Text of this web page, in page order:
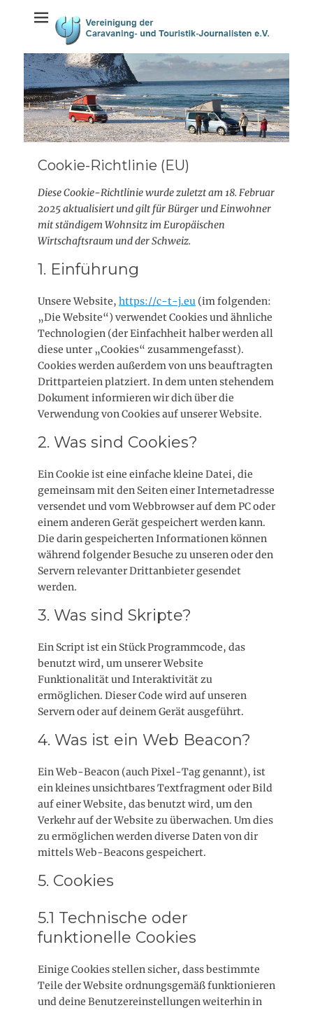
springen
Cookie-Richtlinie (EU)
Diese Cookie-Richtlinie wurde zuletzt am 18. Februar
2025 aktualisiert und gilt für Bürger und Einwohner
mit ständigem Wohnsitz im Europäischen
Wirtschaftsraum und der Schweiz.
1. Einführung
Unsere Website, https://c-t-j.eu (im folgenden:
„Die Website“) verwendet Cookies und ähnliche
Technologien (der Einfachheit halber werden all
diese unter „Cookies“ zusammengefasst).
Cookies werden außerdem von uns beauftragten
Drittparteien platziert. In dem unten stehendem
Dokument informieren wir dich über die
Verwendung von Cookies auf unserer Website.
2. Was sind Cookies?
Ein Cookie ist eine einfache kleine Datei, die
gemeinsam mit den Seiten einer Internetadresse
versendet und vom Webbrowser auf dem PC oder
einem anderen Gerät gespeichert werden kann.
Die darin gespeicherten Informationen können
während folgender Besuche zu unseren oder den
Servern relevanter Drittanbieter gesendet
werden.
3. Was sind Skripte?
Ein Script ist ein Stück Programmcode, das
benutzt wird, um unserer Website
Funktionalität und Interaktivität zu
ermöglichen. Dieser Code wird auf unseren
Servern oder auf deinem Gerät ausgeführt.
4. Was ist ein Web Beacon?
Ein Web-Beacon (auch Pixel-Tag genannt), ist
ein kleines unsichtbares Textfragment oder Bild
auf einer Website, das benutzt wird, um den
Verkehr auf der Website zu überwachen. Um dies
zu ermöglichen werden diverse Daten von dir
mittels Web-Beacons gespeichert.
5. Cookies
5.1 Technische oder
funktionelle Cookies
Einige Cookies stellen sicher, dass bestimmte
Teile der Website ordnungsgemäß funktionieren
und deine Benutzereinstellungen weiterhin in